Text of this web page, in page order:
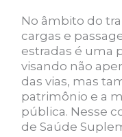
No âmbito do
cargas e
estradas é uma
visando não
das vias, mas
patrimônio e a
pública. Nesse
de Saúde